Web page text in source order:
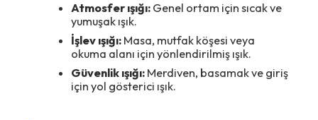
Atmosfer ışığı: Genel ortam için sıcak ve
yumuşak ışık.
İşlev ışığı: Masa, mutfak köşesi veya
okuma alanı için yönlendirilmiş ışık.
Güvenlik ışığı: Merdiven, basamak ve giriş
için yol gösterici ışık.